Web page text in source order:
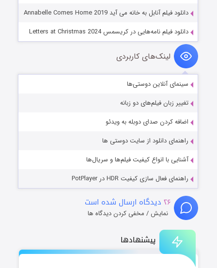
پیشنهادها
دانلود فیلم آنابل به خانه می آید Annabelle Comes Home 2019
دانلود فیلم نامه‌هایی در کریسمس Letters at Christmas 2024
لینک‌های کاربردی
سینمای آنلاین دوستی‌ها
تغییر زبان فیلم‌های دو زبانه
اضافه کردن صدای دوبله به ویدئو
راهنمای دانلود از سایت دوستی ها
آشنایی با انواع کیفیت فیلم‌ها و سریال‌ها
راهنمای فعال سازی کیفیت HDR در PotPlayer
۲۶ دیدگاه ارسال شده است
نمایش / مخفی کردن دیدگاه ها